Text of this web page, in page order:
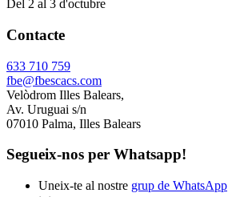
Del 2 al 3 d'octubre
Contacte
633 710 759
fbe@fbescacs.com
Velòdrom Illes Balears,
Av. Uruguai s/n
07010 Palma, Illes Balears
Segueix-nos per Whatsapp!
Uneix-te al nostre grup de WhatsApp